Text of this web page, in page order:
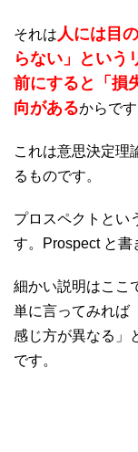
それは 人には目
らない」という
前にすると「損
向があるからです
これは意思決定理
るものです。
プロスペクトとい
す。Prospect と書
細かい説明はここ
単に言ってみれば
感じ方が異なる」
です。